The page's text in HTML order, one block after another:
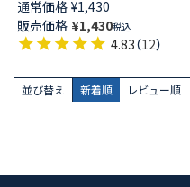
TRAIL メリノウール混 クルー丈
メンズ＆レディース 【365日最
短翌日発送】90301018
通常価格 ¥1,430
販売価格 ¥1,430税込
4.83（12）
並び替え 新着順 レビュー順